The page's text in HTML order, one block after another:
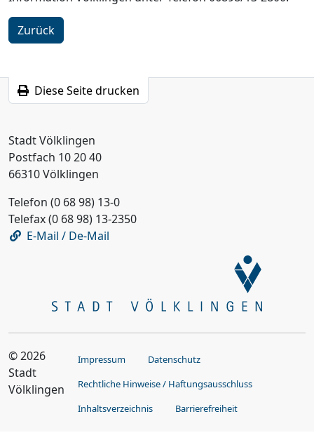
Zurück
Diese Seite drucken
Stadt Völklingen
Postfach 10 20 40
66310 Völklingen
Telefon (0 68 98) 13-0
Telefax (0 68 98) 13-2350
E-Mail / De-Mail
© 2026
Stadt
Völklingen
Impressum
Datenschutz
Rechtliche Hinweise / Haftungsausschluss
Inhaltsverzeichnis
Barrierefreiheit